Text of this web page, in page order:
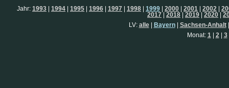
Jahr: 1993 1994 1995 1996 1997 1998 1999 2000 2001 2002
2017
2018 2019 2020
LV: alle| Bayern| Sachsen-Anhalt
Monat: 1 2 3